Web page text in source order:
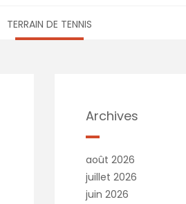
TERRAIN DE TENNIS
Archives
août 2026
juillet 2026
juin 2026